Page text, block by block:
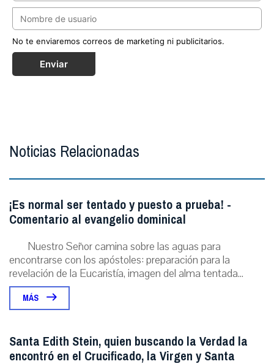
No te enviaremos correos de marketing ni publicitarios.
Enviar
Noticias Relacionadas
¡Es normal ser tentado y puesto a prueba! -
Comentario al evangelio dominical
Nuestro Señor camina sobre las aguas para
encontrarse con los apóstoles: preparación para la
revelación de la Eucaristía, imagen del alma tentada...
MÁS
Santa Edith Stein, quien buscando la Verdad la
encontró en el Crucificado, la Virgen y Santa